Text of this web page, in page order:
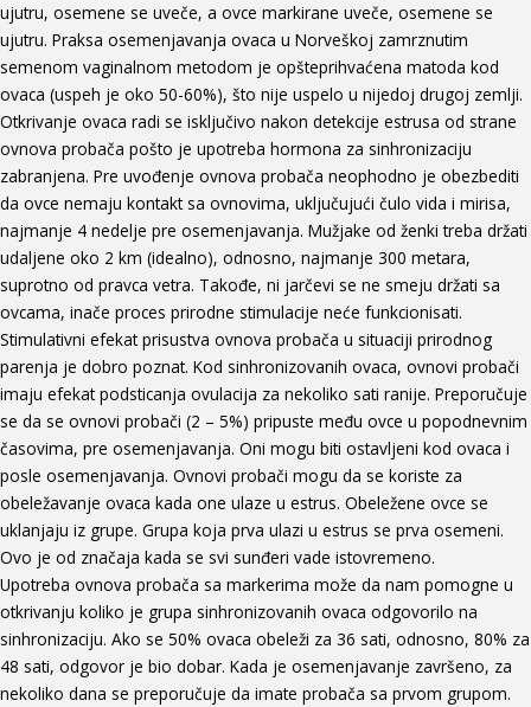
ujutru, osemene se uveče, a ovce markirane uveče, osemene se
ujutru. Praksa osemenjavanja ovaca u Norveškoj zamrznutim
semenom vaginalnom metodom je opšteprihvaćena matoda kod
ovaca (uspeh je oko 50-60%), što nije uspelo u nijedoj drugoj zemlji.
Otkrivanje ovaca radi se isključivo nakon detekcije estrusa od strane
ovnova probača pošto je upotreba hormona za sinhronizaciju
zabranjena. Pre uvođenje ovnova probača neophodno je obezbediti
da ovce nemaju kontakt sa ovnovima, uključujući čulo vida i mirisa,
najmanje 4 nedelje pre osemenjavanja. Mužjake od ženki treba držati
udaljene oko 2 km (idealno), odnosno, najmanje 300 metara,
suprotno od pravca vetra. Takođe, ni jarčevi se ne smeju držati sa
ovcama, inače proces prirodne stimulacije neće funkcionisati.
Stimulativni efekat prisustva ovnova probača u situaciji prirodnog
parenja je dobro poznat. Kod sinhronizovanih ovaca, ovnovi probači
imaju efekat podsticanja ovulacija za nekoliko sati ranije. Preporučuje
se da se ovnovi probači (2 – 5%) pripuste među ovce u popodnevnim
časovima, pre osemenjavanja. Oni mogu biti ostavljeni kod ovaca i
posle osemenjavanja. Ovnovi probači mogu da se koriste za
obeležavanje ovaca kada one ulaze u estrus. Obeležene ovce se
uklanjaju iz grupe. Grupa koja prva ulazi u estrus se prva osemeni.
Ovo je od značaja kada se svi sunđeri vade istovremeno.
Upotreba ovnova probača sa markerima može da nam pomogne u
otkrivanju koliko je grupa sinhronizovanih ovaca odgovorilo na
sinhronizaciju. Ako se 50% ovaca obeleži za 36 sati, odnosno, 80% za
48 sati, odgovor je bio dobar. Kada je osemenjavanje završeno, za
nekoliko dana se preporučuje da imate probača sa prvom grupom.